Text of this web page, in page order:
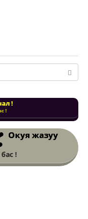
!
!
Окуя жазуу
!